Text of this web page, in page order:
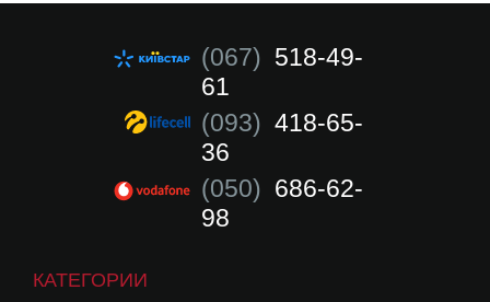
(067) 518-49-
61
(093) 418-65-
36
(050) 686-62-
98
КАТЕГОРИИ